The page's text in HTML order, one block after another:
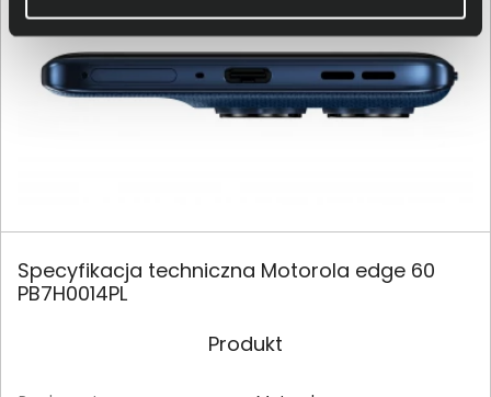
Specyfikacja techniczna Motorola edge 60
PB7H0014PL
Produkt